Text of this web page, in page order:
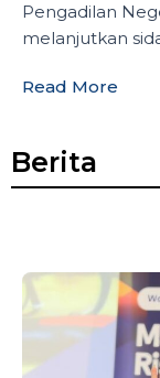
Pengadilan
melanjutkan
Read More
Berita